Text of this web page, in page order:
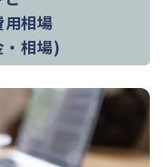
用相場
相場)